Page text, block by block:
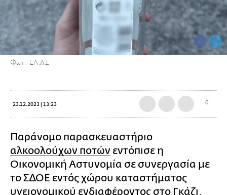
Φωτ.: ΕΛ.ΑΣ
23.12.2023 | 13:23 0
Παράνομο παρασκευαστήριο
αλκοολούχων ποτών εντόπισε η
Οικονομική Αστυνομία σε συνεργασία με
το ΣΔΟΕ εντός χώρου καταστήματος
υγειονομικού ενδιαφέροντος στο Γκάζι.